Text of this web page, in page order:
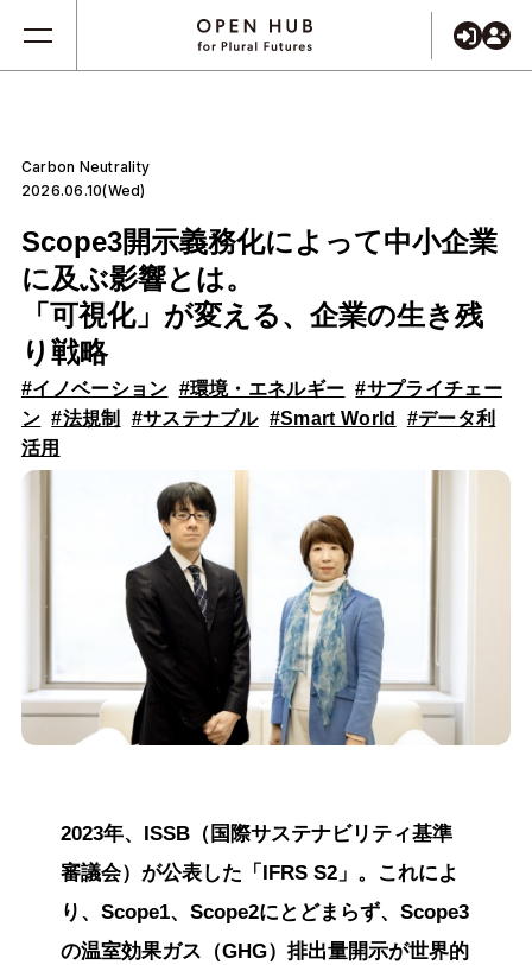
Carbon Neutrality
2026.06.10(Wed)
Scope3開示義務化によって中小企業
に及ぶ影響とは。
「可視化」が変える、企業の生き残
り戦略
#イノベーション #環境・エネルギー #サプライチェー
ン #法規制 #サステナブル #Smart World
#データ利
活用
2023年、ISSB（国際サステナビリティ基準
審議会）が公表した「IFRS S2」。これによ
り、Scope1、Scope2にとどまらず、Scope3
の温室効果ガス（GHG）排出量開示が世界的